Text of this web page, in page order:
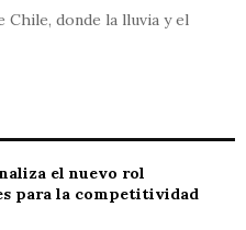
Chile, donde la lluvia y el
el nuevo rol
para la competitividad